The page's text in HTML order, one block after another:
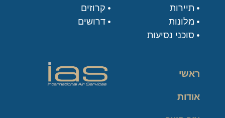
תיירות
מלונות
סוכני נסיעות
קרוזים
דרושים
ראשי
אודות